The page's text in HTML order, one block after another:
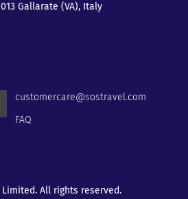
Gallarate (VA), Italy
customercare@sostravel.com
FAQ
Limited. All rights reserved.